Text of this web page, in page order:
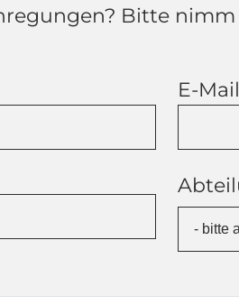
Bitte
E-